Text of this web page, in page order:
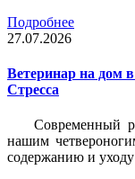
Подробнее
27.07.2026
Ветеринар на дом
Стресса
Современный
нашим
содержанию и уходу